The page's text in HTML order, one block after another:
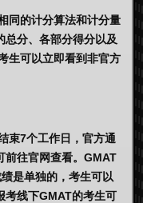
同的计分算法和计分量
总分、各部分得分以及
生可以立即看到非官方
束7个工作日，官方通
前往官网查看。GMAT
是单独的，考生可以
考线下GMAT的考生可